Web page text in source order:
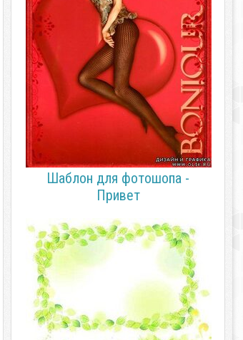
Шаблон для фотошопа -
Привет